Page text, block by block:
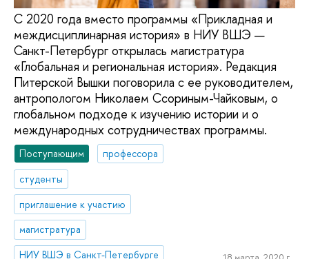
С 2020 года вместо программы «Прикладная и
междисциплинарная история» в НИУ ВШЭ —
Санкт-Петербург открылась магистратура
«Глобальная и региональная история». Редакция
Питерской Вышки поговорила с ее руководителем,
антропологом Николаем Ссориным-Чайковым, о
глобальном подходе к изучению истории и о
международных сотрудничествах программы.
Поступающим
профессора
студенты
приглашение к участию
магистратура
НИУ ВШЭ в Санкт-Петербурге